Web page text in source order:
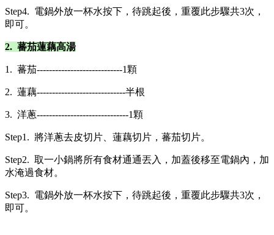
Step4. 電鍋外放一杯水按下，待跳起後，重覆此步驟共3次，
即可。
2. 蕃茄蓮藕高湯
1. 蕃茄----------------------------1顆
2. 蓮藕-----------------------------半根
3. 洋蔥------------------------------1顆
Step1. 將洋蔥去皮切片、蓮藕切片，蕃茄切片。
Step2. 取一小鍋將所有食材通通丟入，加蓋後移至電鍋內，加
水淹過食材。
Step3. 電鍋外放一杯水按下，待跳起後，重覆此步驟共3次，
即可。